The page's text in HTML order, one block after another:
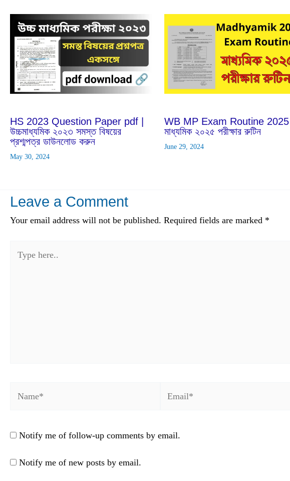
HS 2023 Question Paper pdf |
উচ্চমাধ্যমিক ২০২৩ সমস্ত বিষয়ের
প্রশ্মপত্র ডাউনলোড করুন
May 30, 2024
WB MP Exam Routine 2025 |
মাধ্যমিক ২০২৫ পরীক্ষার রুটিন
June 29, 2024
Leave a Comment
Your email address will not be published. Required fields are marked *
here..
Notify me of follow-up comments by email.
Notify me of new posts by email.